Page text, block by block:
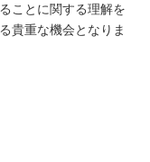
ことに関する理解を
貴重な機会となりま